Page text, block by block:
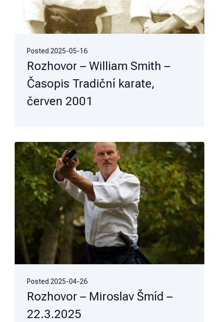
Posted 2025-05-16
Rozhovor – William Smith –
Časopis Tradiční karate,
červen 2001
Posted 2025-04-26
Rozhovor – Miroslav Šmíd –
22.3.2025